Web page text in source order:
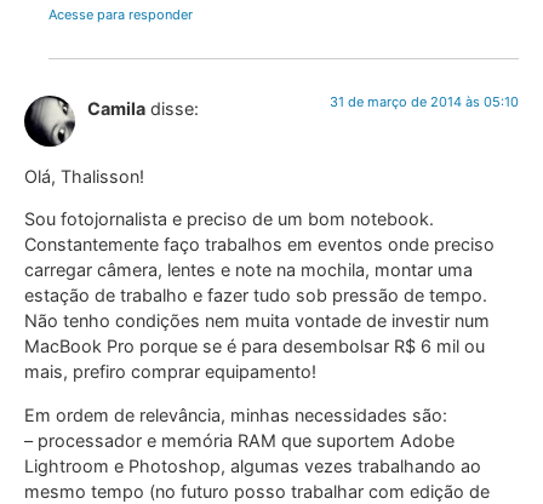
Acesse para responder
Camila disse: 31 de março de 2014 às 05:10
Olá, Thalisson!
Sou fotojornalista e preciso de um bom notebook.
Constantemente faço trabalhos em eventos onde preciso
carregar câmera, lentes e note na mochila, montar uma
estação de trabalho e fazer tudo sob pressão de tempo.
Não tenho condições nem muita vontade de investir num
MacBook Pro porque se é para desembolsar R$ 6 mil ou
mais, prefiro comprar equipamento!
Em ordem de relevância, minhas necessidades são:
– processador e memória RAM que suportem Adobe
Lightroom e Photoshop, algumas vezes trabalhando ao
mesmo tempo (no futuro posso trabalhar com edição de